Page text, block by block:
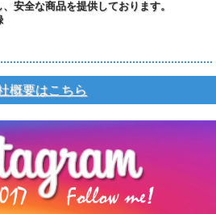
安全な商品を提供しております。
概要はこちら